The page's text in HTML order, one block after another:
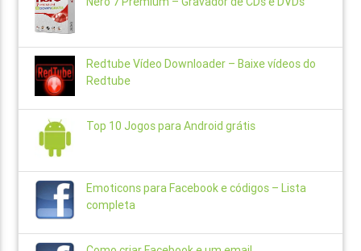
Redtube Vídeo Downloader – Baixe vídeos do
Redtube
Top 10 Jogos para Android grátis
Emoticons para Facebook e códigos – Lista
completa